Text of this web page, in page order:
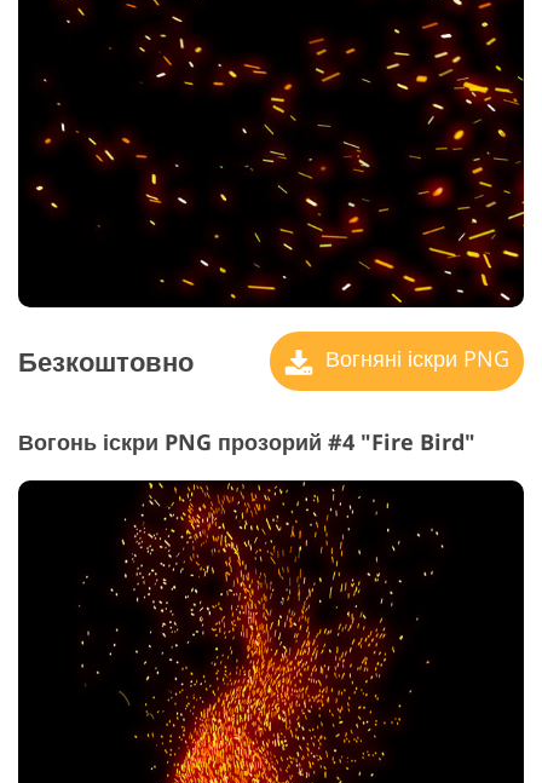
Безкоштовно Вогняні іскри PNG
Вогонь іскри PNG прозорий #4 "Fire Bird"